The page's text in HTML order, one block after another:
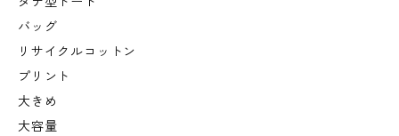
バッグ
リサイクルコットン
プリント
大きめ
大容量